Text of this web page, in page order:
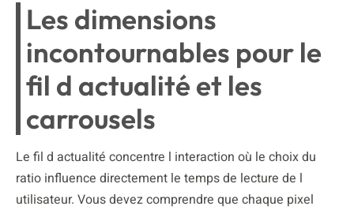
Les dimensions
incontournables pour le
fil d actualité et les
carrousels
Le fil d actualité concentre l interaction où le choix du
ratio influence directement le temps de lecture de l
utilisateur. Vous devez comprendre que chaque pixel